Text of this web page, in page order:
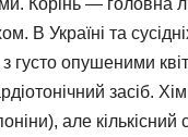
В Україні та
густо опушеними
засіб.
але кількісний